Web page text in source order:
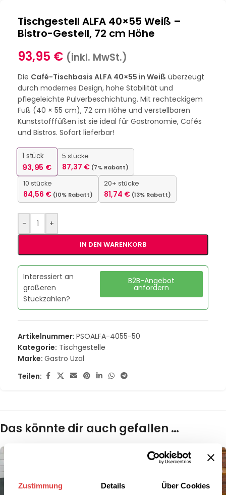
Zustimmung Details Über Cookies
Tischgestell ALFA 40×55 Weiß –
Bistro-Gestell, 72 cm Höhe
93,95 € (inkl. MwSt.)
Die Café-Tischbasis ALFA 40×55 in Weiß überzeugt
durch modernes Design, hohe Stabilität und
pflegeleichte Pulverbeschichtung. Mit rechteckigem
Fuß (40 × 55 cm), 72 cm Höhe und verstellbaren
Kunststofffüßen ist sie ideal für Gastronomie, Cafés
und Bistros. Sofort lieferbar!
1 stück
93,95 €
5 stücke
87,37 € (7% Rabatt)
10 stücke
84,56 € (10% Rabatt)
20+ stücke
81,74 € (13% Rabatt)
- +
IN DEN WARENKORB
Interessiert an
größeren
Stückzahlen?
B2B-Angebot
anfordern
Artikelnummer: PSOALFA-4055-50
Kategorie: Tischgestelle
Marke: Gastro Uzal
Teilen:
Das könnte dir auch gefallen …